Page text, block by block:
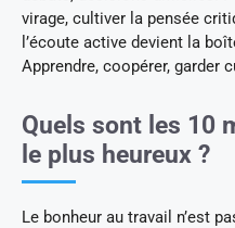
virage, cultiver la pensée
l’écoute active devient la
Apprendre, coopérer, garder
Quels sont les 10
le plus heureux ?
Le bonheur au travail n’est